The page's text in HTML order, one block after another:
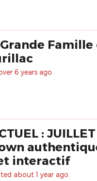
Famille
6 years ago.
:
interactif
about 1 year ago.